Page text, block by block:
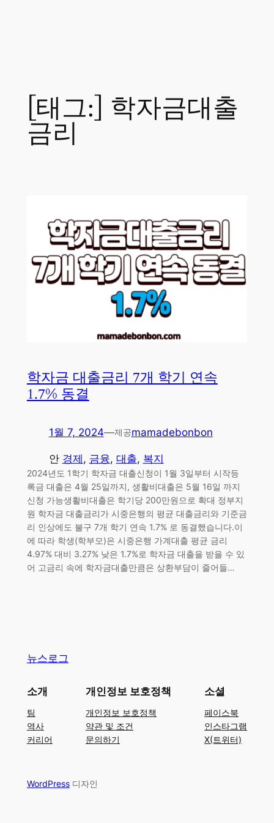
[태그:] 학자금대출
금리
학자금 대출금리 7개 학기 연속
1.7% 동결
1월 7, 2024—제공mamadebonbon
안 경제 , 금융, 대출, 복지
2024년도 1학기 학자금 대출신청이 1월 3일부터 시작등
록금 대출은 4월 25일까지, 생활비대출은 5월 16일 까지
신청 가능생활비대출은 학기당 200만원으로 확대 정부지
원 학자금 대출금리가 시중은행의 평균 대출금리와 기준금
리 인상에도 불구 7개 학기 연속 1.7% 로 동결했습니다.이
에 따라 학생(학부모)은 시중은행 가계대출 평균 금리
4.97% 대비 3.27% 낮은 1.7%로 학자금 대출을 받을 수 있
어 고금리 속에 학자금대출만큼은 상환부담이 줄어들…
뉴스로그
소개
팀
역사
커리어
개인정보 보호정책
개인정보 보호정책
약관 및 조건
문의하기
소셜
페이스북
인스타그램
X(트위터)
WordPress디자인